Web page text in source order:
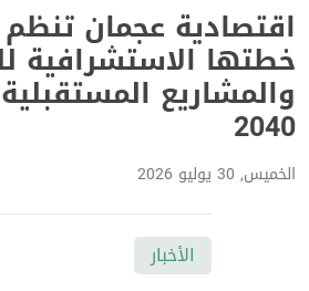
اقتصادية عجمان
خطتها الاستشرافية
والمشاريع
2040
الخميس, 30 يوليو 2026
الأخبار